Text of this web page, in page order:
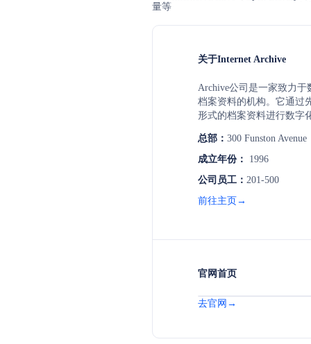
量等
关于Internet Archive
Archive公司是一家致力
档案资料的机构。它通过
形式的档案资料进行数字
Archive公司的目标是保
传播和交流，为全球用户
总部： 300 Funston Avenue
成立年份：
1996
公司员工： 201-500
前往主页→
官网首页
去官网→